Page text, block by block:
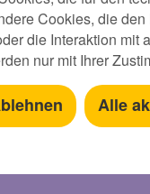
auch
Cookies, die
die Interaktion
nur mit Ihrer
Alle